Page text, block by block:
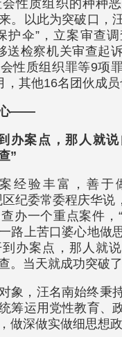
性质组织的种种
。以此为突破口，
护伞”，立案审查
送检察机关审查起
性质组织罪等9项
其他16名团伙成员
心——
办案点，那人就
”
经验丰富，善于
纪委常委程庆华说
办一个重点案件，
路上苦口婆心地做
办案点，那人就
。当天就成功突破
象，汪名南始终秉
筹运用党性教育、
做深做实做细思想政